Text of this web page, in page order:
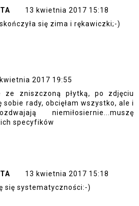
13 kwietnia 2017 15:18
się zima i rękawiczki;-)
2017 19:55
ze zniszczoną płytką, po zdjęciu
sobie rady, obcięłam wszystko, ale i
niemiłosiernie...muszę
specyfików
13 kwietnia 2017 15:18
się systematyczności:-)